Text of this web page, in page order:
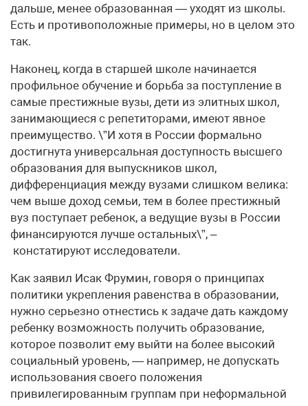
дальше, менее образованная — уходят из школы.
Есть и противоположные примеры, но в целом это
так.
Наконец, когда в старшей школе начинается
профильное обучение и борьба за поступление в
самые престижные вузы, дети из элитных школ,
занимающиеся с репетиторами, имеют явное
преимущество. \”И хотя в России формально
достигнута универсальная доступность высшего
образования для выпускников школ,
дифференциация между вузами слишком велика:
чем выше доход семьи, тем в более престижный
вуз поступает ребенок, а ведущие вузы в России
финансируются лучше остальных\”, –
констатируют исследователи.
Как заявил Исак Фрумин, говоря о принципах
политики укрепления равенства в образовании,
нужно серьезно отнестись к задаче дать каждому
ребенку возможность получить образование,
которое позволит ему выйти на более высокий
социальный уровень, — например, не допускать
использования своего положения
привилегированным группам при неформальной